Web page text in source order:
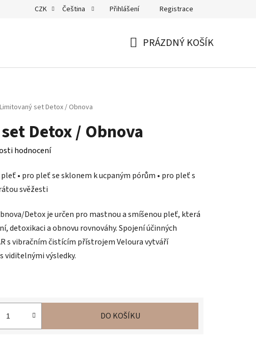
CZK Čeština Přihlášení Registrace
PRÁZDNÝ KOŠÍK
Limitovaný set Detox / Obnova
Detox / Obnova
hodnocení
• pro pleť se sklonem k ucpaným pórům • pro pleť s
svěžesti
Detox je určen pro mastnou a smíšenou pleť, která
detoxikaci a obnovu rovnováhy. Spojení účinných
s vibračním čistícím přístrojem Veloura vytváří
výsledky.
DO KOŠÍKU